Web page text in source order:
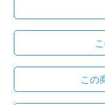
この